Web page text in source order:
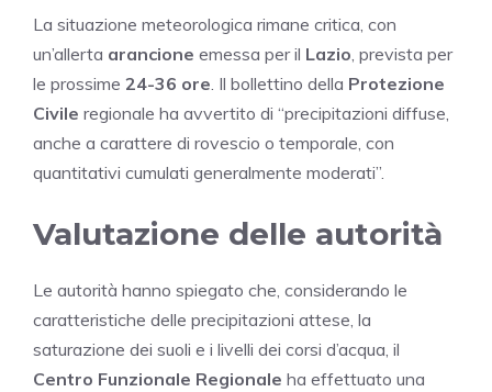
La situazione meteorologica rimane critica, con
un’allerta arancione emessa per il Lazio, prevista per
le prossime 24-36 ore. Il bollettino della Protezione
Civile regionale ha avvertito di “precipitazioni diffuse,
anche a carattere di rovescio o temporale, con
quantitativi cumulati generalmente moderati”.
Valutazione delle autorità
Le autorità hanno spiegato che, considerando le
caratteristiche delle precipitazioni attese, la
saturazione dei suoli e i livelli dei corsi d’acqua, il
Centro Funzionale Regionale ha effettuato una